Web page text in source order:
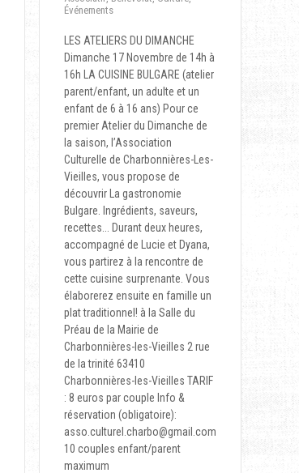
Événements
LES ATELIERS DU DIMANCHE
Dimanche 17 Novembre de 14h à
16h LA CUISINE BULGARE (atelier
parent/enfant, un adulte et un
enfant de 6 à 16 ans) Pour ce
premier Atelier du Dimanche de
la saison, l’Association
Culturelle de Charbonnières-Les-
Vieilles, vous propose de
découvrir La gastronomie
Bulgare. Ingrédients, saveurs,
recettes... Durant deux heures,
accompagné de Lucie et Dyana,
vous partirez à la rencontre de
cette cuisine surprenante. Vous
élaborerez ensuite en famille un
plat traditionnel! à la Salle du
Préau de la Mairie de
Charbonnières-les-Vieilles 2 rue
de la trinité 63410
Charbonnières-les-Vieilles TARIF
: 8 euros par couple Info &
réservation (obligatoire):
asso.culturel.charbo@gmail.com
10 couples enfant/parent
maximum